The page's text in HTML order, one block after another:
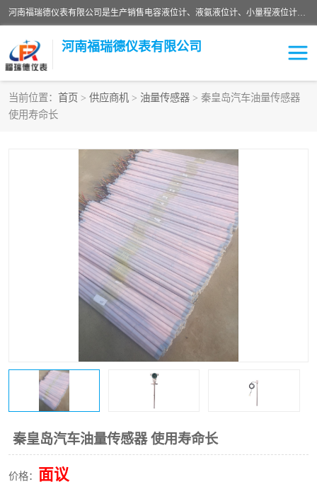
河南福瑞德仪表有限公司是生产销售电容液位计、液氨液位计、小量程液位计定制、智能锅炉水位计、液氮液位计等；并在产品开发、研制的过程中，吸取国内外仪器仪表的技术精华，建立了一支高、精、尖的科研开发队伍，使产品性能不断升级。
河南福瑞德仪表有限公司
当前位置： 首页 > 供应商机 > 油量传感器 > 秦皇岛汽车油量传感器
使用寿命长
秦皇岛汽车油量传感器 使用寿命长
价格： 面议
液位计
流量传感器
液氮液位计
差压变送器 液位计传感器定制
液氨液位计 物位计
油量传感器 测漏仪
锅炉水位计
智能锅炉水位计 电容液位计
流量仪表